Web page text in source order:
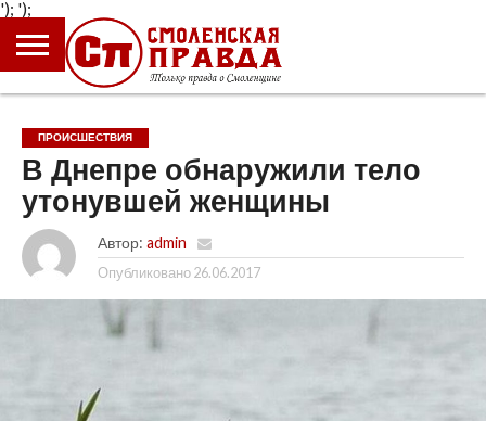
');
ГЛАВНАЯ
НОВОСТИ
ПРОИСШЕСТВИЯ
ПОЛИТИКА
КУЛЬТУРА
ЭКОНОМИКА
ОБЩЕСТВО
БЛОГИ
ПРОИСШЕСТВИЯ
В Днепре обнаружили тело
утонувшей женщины
Автор: admin
Опубликовано 26.06.2017
');